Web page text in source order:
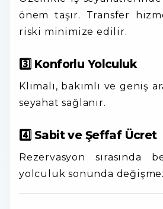
önem taşır. Transfer
riski minimize edilir.
3️⃣ Konforlu Yolculuk
Klimalı, bakımlı ve geniş
seyahat sağlanır.
4️⃣ Sabit ve Şeffaf Ücret
Rezervasyon sırasında
yolculuk sonunda